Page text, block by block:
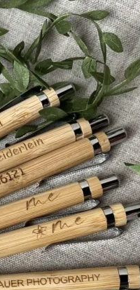
im Warenkorb.